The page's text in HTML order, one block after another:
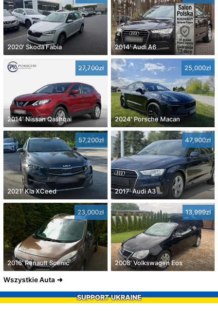
2020' Skoda Fabia 2014' Audi A6
27,700zł
2014' Nissan Qashqai
25,000zł
2024' Porsche Macan
57,200zł
2021' Kia XCeed
47,900zł
2017' Audi A3
23,000zł
2016' Renault Scenic
13,999zł
2008' Volkswagen Eos
Wszystkie Auta
SUPPORT UKRAINE